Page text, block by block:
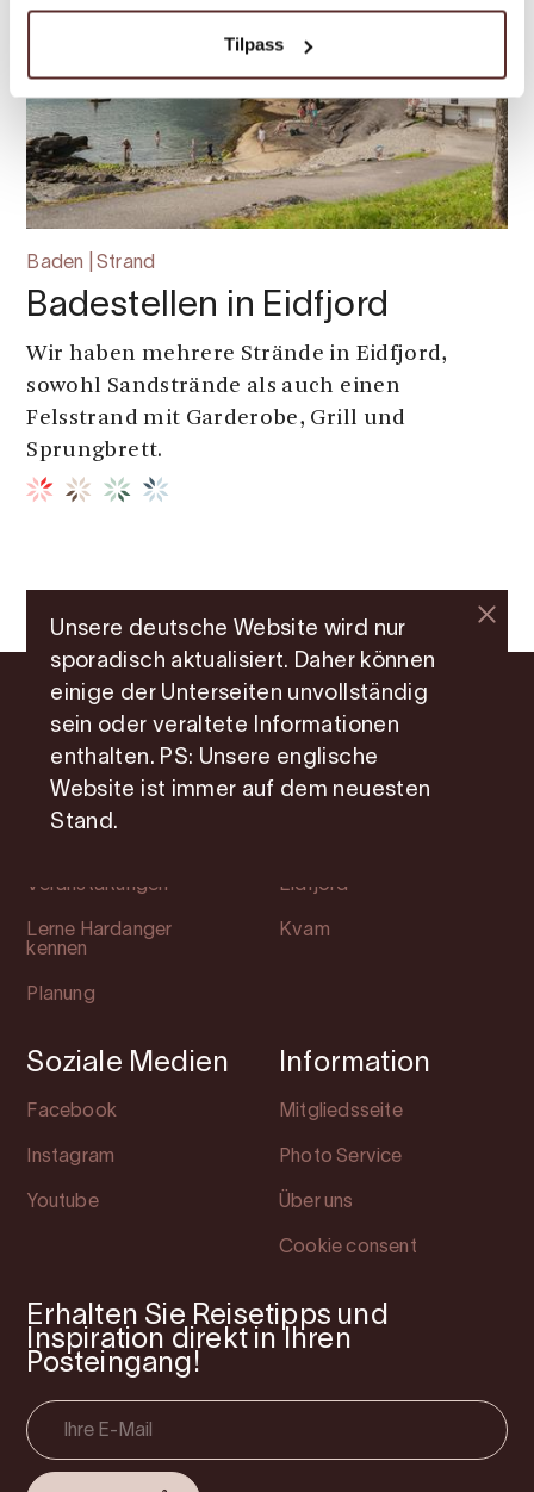
Tilpass
Baden | Strand
Badestellen in Eidfjord
Wir haben mehrere Strände in Eidfjord,
sowohl Sandstrände als auch einen
Felsstrand mit Garderobe, Grill und
Sprungbrett.
Unsere deutsche Website wird nur
sporadisch aktualisiert. Daher können
einige der Unterseiten unvollständig
sein oder veraltete Informationen
enthalten. PS: Unsere englische
Website ist immer auf dem neuesten
Stand.
Abkürzungen
Attraktionen
Veranstaltungen
Lerne Hardanger
kennen
Planung
Orte
Ullensvang
Eidfjord
Kvam
Soziale Medien
Facebook
Instagram
Youtube
Information
Mitgliedsseite
Photo Service
Über uns
Cookie consent
Erhalten Sie Reisetipps und
Inspiration direkt in Ihren
Posteingang!